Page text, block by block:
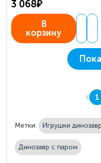
3 068₽
В
корзину
1
Метки: Игрушки
Динозавр с паром